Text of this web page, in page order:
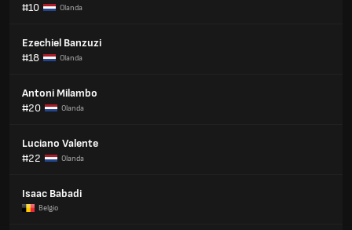
#10
Olanda
Ezechiel Banzuzi
#18
Olanda
Antoni Milambo
#20
Olanda
Luciano Valente
#22
Olanda
Isaac Babadi
Belgio